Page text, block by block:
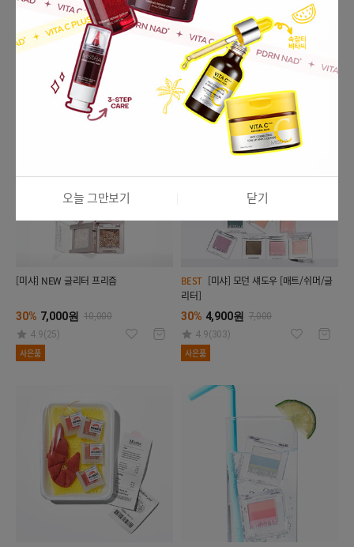
[미샤] NEW 글리터 프리즘
30% 7,000원
10,000
4.9(25)
사은품
BEST
리터]
30% 4,900원
7,000
4.9(303)
사은품
오늘 그만보기 닫기